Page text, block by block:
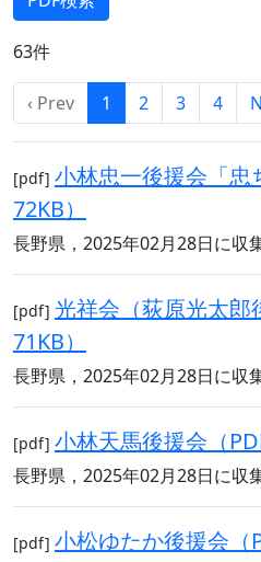
63件
‹ Prev 1 2 3 4
[pdf] 小林忠一後援会「忠
72KB）
長野県，2025年02月28日に収
[pdf] 光祥会（荻原光太郎
71KB）
長野県，2025年02月28日に収
[pdf] 小林天馬後援会（
長野県，2025年02月28日に収
[pdf] 小松ゆたか後援会（